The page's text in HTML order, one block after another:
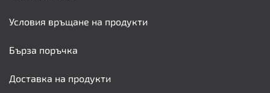
Условия връщане на продукти
Бърза поръчка
Доставка на продукти